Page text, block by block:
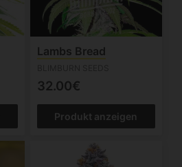
Lambs Bread
32.00€
Produkt anzeigen